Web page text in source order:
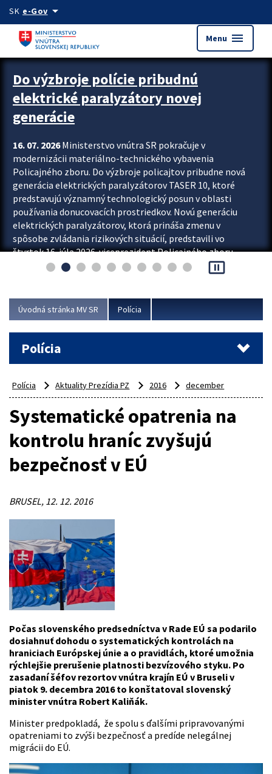
Preskocit na hlavný obsah
SK e-Govarrow_drop_down
Menu menu
Zastavit automatický posun upútavok
Do výzbroje polície pribudnú
elektrické paralyzátory novej
generácie
16. 07. 2026Ministerstvo vnútra SR pokračuje v
modernizácii materiálno-technického vybavenia
Policajného zboru. Do výzbroje policajtov pribudne nová
generácia elektrických paralyzátorov TASER 10, ktoré
predstavujú významný technologický posun v oblasti
používania donucovacích prostriedkov. Novú generáciu
elektrických paralyzátorov, ktorá prináša zmenu v
spôsobe zvládania rizikových situácií, predstavili vo
štvrtok 16. júla 2026 viceprezident Policajného zboru
Rastislav Polakovič a riaditeľ odboru výcviku...
pause_presentation
Úvodná stránka MV SR Polícia
Polícia
Polícia Aktuality Prezídia PZ 2016 december
Systematické opatrenia na
kontrolu hraníc zvyšujú
bezpečnosť v EÚ
BRUSEL, 12. 12. 2016
Počas slovenského predsedníctva v Rade EÚ sa podarilo
dosiahnuť dohodu o systematických kontrolách na
hraniciach Európskej únie a o pravidlách, ktoré umožnia
rýchlejšie prerušenie platnosti bezvízového styku. Po
zasadaní šéfov rezortov vnútra krajín EÚ v Bruseli v
piatok 9. decembra 2016 to konštatoval slovenský
minister vnútra Robert Kaliňák.
Minister predpokladá, že spolu s ďalšími pripravovanými
opatreniami to zvýši bezpečnosť a predíde nelegálnej
migrácii do EÚ.